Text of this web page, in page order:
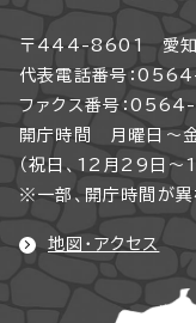
〒444-8601 愛知
代表電話番号：
ファクス番号：
開庁時間 月曜日～
（祝日、12月29日～
※一部、開庁時間が異
地図・アクセス